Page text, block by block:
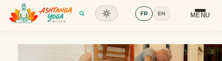
MENU
Formation
Articles
FR EN